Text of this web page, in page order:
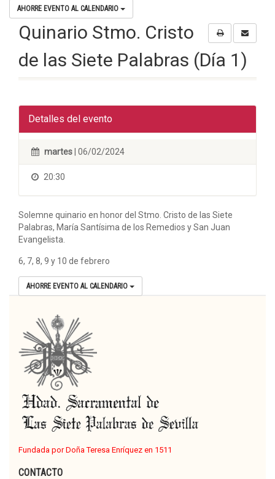
AHORRE EVENTO AL CALENDARIO
Quinario Stmo. Cristo
de las Siete Palabras (Día 1)
Detalles del evento
martes | 06/02/2024
20:30
Solemne quinario en honor del Stmo. Cristo de las Siete
Palabras, María Santísima de los Remedios y San Juan
Evangelista.
6, 7, 8, 9 y 10 de febrero
AHORRE EVENTO AL CALENDARIO
Fundada por Doña Teresa Enríquez en 1511
CONTACTO